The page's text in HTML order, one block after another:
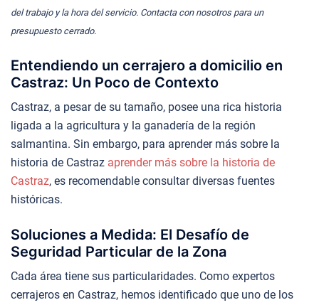
del trabajo y la hora del servicio. Contacta con nosotros para un
presupuesto cerrado.
Entendiendo un cerrajero a domicilio en
Castraz: Un Poco de Contexto
Castraz, a pesar de su tamaño, posee una rica historia
ligada a la agricultura y la ganadería de la región
salmantina. Sin embargo, para aprender más sobre la
historia de Castraz aprender más sobre la historia de
Castraz, es recomendable consultar diversas fuentes
históricas.
Soluciones a Medida: El Desafío de
Seguridad Particular de la Zona
Cada área tiene sus particularidades. Como expertos
cerrajeros en Castraz, hemos identificado que uno de los